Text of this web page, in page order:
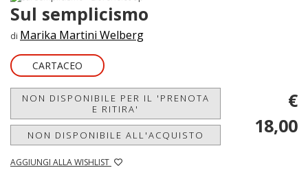
Sul semplicismo
di Marika Martini Welberg
CARTACEO
NON DISPONIBILE PER IL 'PRENOTA
E RITIRA'
NON DISPONIBILE ALL'ACQUISTO
AGGIUNGI ALLA WISHLIST
€
18,00